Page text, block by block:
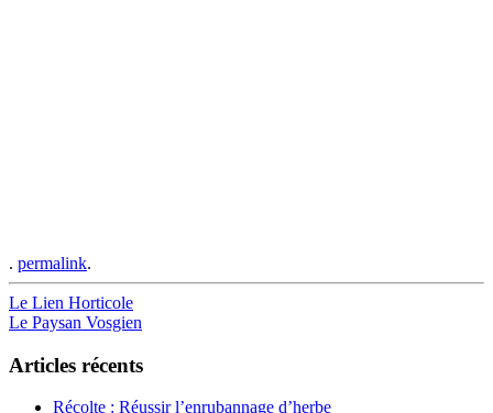
. permalink.
Post
navigation
Le Lien Horticole
Le Paysan Vosgien
Articles récents
Récolte : Réussir l’enrubannage d’herbe